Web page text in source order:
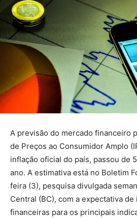
A previsão do mercado financeiro
de Preços ao Consumidor Amplo
inflação oficial do país, passou de
ano. A estimativa está no Boletim
feira (3), pesquisa divulgada
Central (BC), com a expectativa
financeiras para os principais